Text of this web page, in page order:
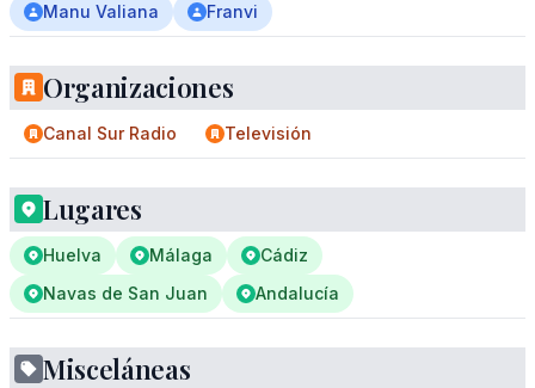
Manu Valiana
Franvi
Organizaciones
Canal Sur Radio Televisión
Lugares
Huelva Málaga
Cádiz
Navas de San Juan
Andalucía
Misceláneas